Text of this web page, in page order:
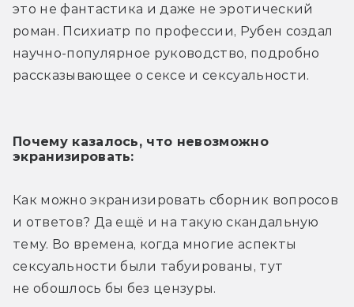
это не фантастика и даже не эротический
роман. Психиатр по профессии, Рубен создал
научно-популярное руководство, подробно
рассказывающее о сексе и сексуальности.
Почему казалось, что невозможно
экранизировать:
Как можно экранизировать сборник вопросов
и ответов? Да ещё и на такую скандальную
тему. Во времена, когда многие аспекты
сексуальности были табуированы, тут
не обошлось бы без цензуры.